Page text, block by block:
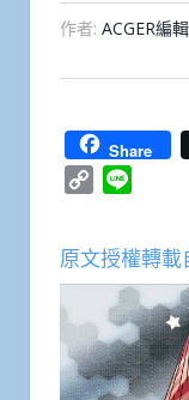
作者: ACGER編
Share
Copy
原文授權轉載